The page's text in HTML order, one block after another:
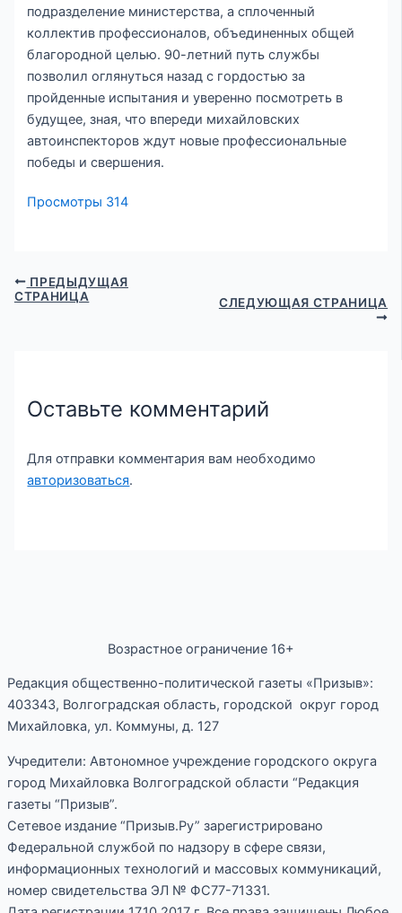
подразделение министерства, а сплоченный
коллектив профессионалов, объединенных общей
благородной целью. 90-летний путь службы
позволил оглянуться назад с гордостью за
пройденные испытания и уверенно посмотреть в
будущее, зная, что впереди михайловских
автоинспекторов ждут новые профессиональные
победы и свершения.
Просмотры 314
ПРЕДЫДУЩАЯ
СТРАНИЦА
СЛЕДУЮЩАЯ СТРАНИЦА
Оставьте комментарий
Для отправки комментария вам необходимо
авторизоваться.
Возрастное ограничение 16+
Редакция общественно-политической газеты «Призыв»:
403343, Волгоградская область, городской округ город
Михайловка, ул. Коммуны, д. 127
Учредители: Автономное учреждение городского округа
город Михайловка Волгоградской области “Редакция
газеты “Призыв”.
Сетевое издание “Призыв.Ру” зарегистрировано
Федеральной службой по надзору в сфере связи,
информационных технологий и массовых коммуникаций,
номер свидетельства ЭЛ № ФС77-71331.